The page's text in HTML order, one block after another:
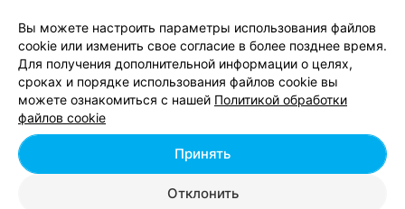
Укрепление биогелем,полигелем+гель-
лак
от 30 руб.
Укрепление ногтей
от 5 руб.
Укрепление ногтей гелем
от 6 руб.
Укрепление ногтей гелем (1 ноготь)
Укрепление покрытия
от 5 руб.
Вы можете настроить параметры использования файлов
cookie или изменить свое согласие в более позднее время.
Для получения дополнительной информации о целях,
сроках и порядке использования файлов cookie вы
можете ознакомиться с нашей Политикой обработки
файлов cookie
Отклонить
Принять